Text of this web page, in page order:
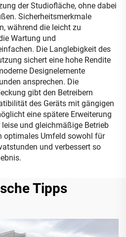
der Studiofläche, ohne dabei
Sicherheitsmerkmale
während die leicht zu
Wartung und
Die Langlebigkeit des
sichert eine hohe Rendite
Designelemente
ansprechen. Die
gibt den Betreibern
des Geräts mit gängigen
eine spätere Erweiterung
und gleichmäßige Betrieb
optimales Umfeld sowohl für
und verbessert so
Tipps